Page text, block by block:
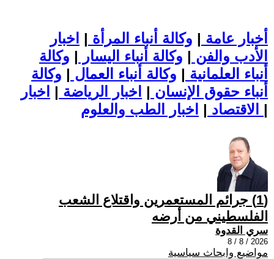
أخبار عامة | وكالة أنباء المرأة | اخبار
الأدب والفن | وكالة أنباء اليسار | وكالة
أنباء العلمانية | وكالة أنباء العمال | وكالة
أنباء حقوق الإنسان | اخبار الرياضة | اخبار
الاقتصاد | |
(1) جرائم المستعمرين واقتلاع الشعب
الفلسطيني من أرضه
سري القدوة
2026 / 8 / 8
مواضيع وابحاث سياسية